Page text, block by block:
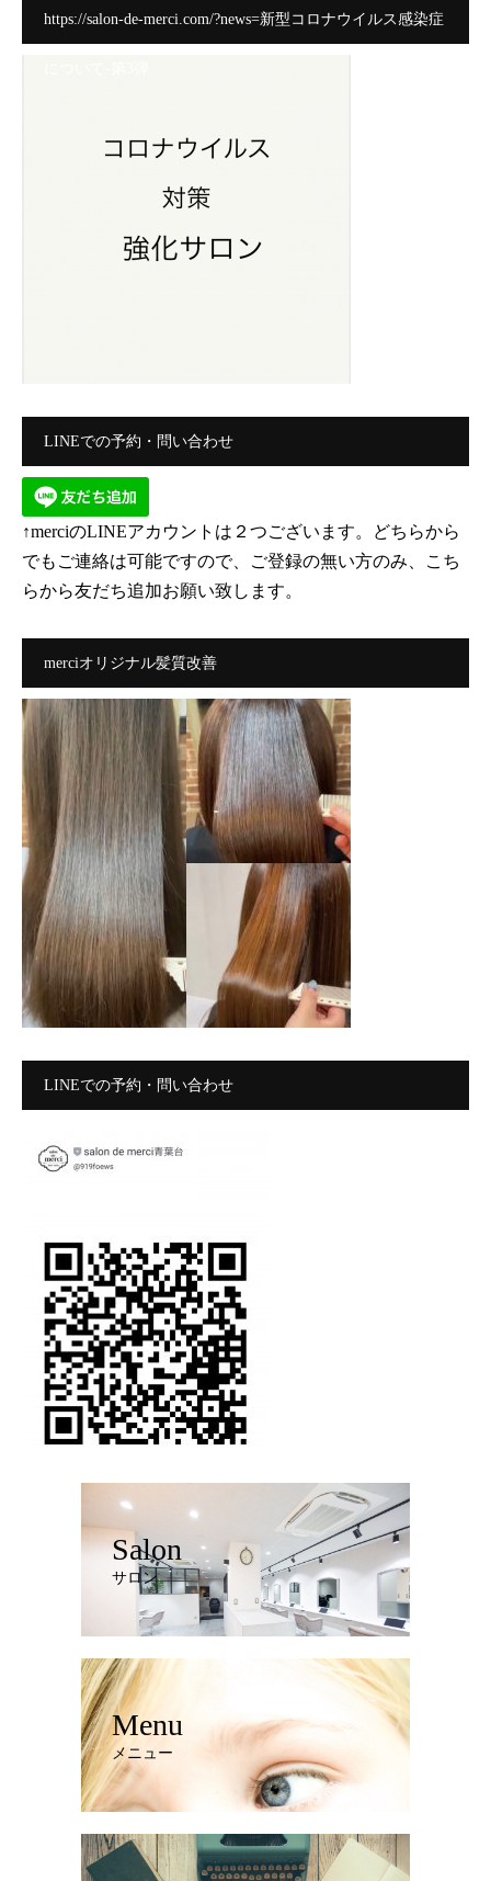
https://salon-de-merci.com/?news=新型コロナウイルス感染症
LINEでの予約・問い合わせ
↑merciのLINEアカウントは２つございます。どちらから
でもご連絡は可能ですので、ご登録の無い方のみ、こち
らから友だち追加お願い致します。
merciオリジナル髪質改善
LINEでの予約・問い合わせ
Salon
サロン
Menu
メニュー